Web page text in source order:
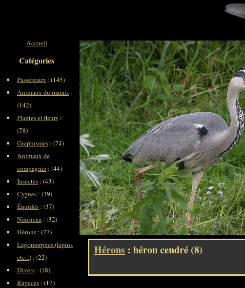
Hérons : héron cendré (8)
Accueil
Catégories
Passereaux : (145)
Animaux du marais :
(142)
Plantes et fleurs :
(78)
Graphismes : (74)
Animaux de
compagnie : (44)
Insectes : (43)
Cygnes : (39)
Équidés : (37)
Nausicaa : (32)
Hérons : (27)
Lagomorphes (lapins
etc...) : (22)
Divers : (18)
Rapaces : (17)